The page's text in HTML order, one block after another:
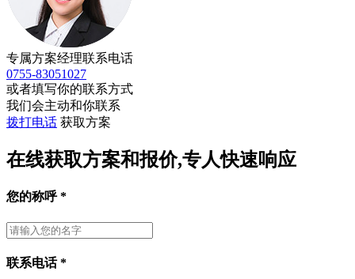
专属方案经理联系电话
0755-83051027
或者填写你的联系方式
我们会主动和你联系
拨打电话 获取方案
在线获取方案和报价,专人快速响应
您的称呼*
联系电话*